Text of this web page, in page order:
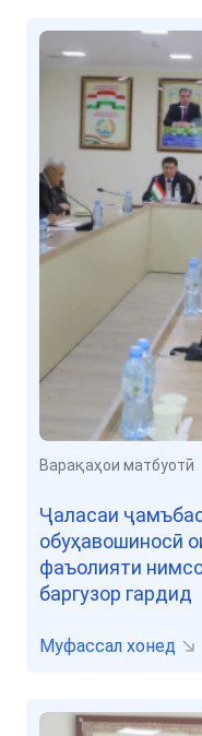
Варақаҳои матбуотӣ
Ҷаласаи
обуҳавошиносӣ
фаъолияти
баргузор гардид
Муфассал хонед